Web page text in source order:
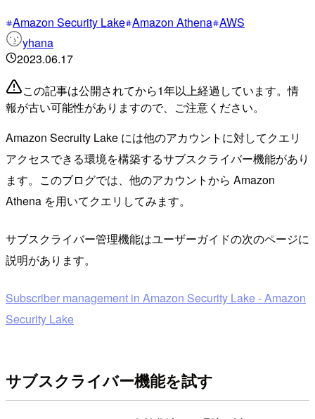
Amazon Security Lake Amazon Athena AWS
yhana
2023.06.17
この記事は公開されてから1年以上経過しています。情
報が古い可能性がありますので、ご注意ください。
Amazon Secruity Lake には他のアカウントに対してクエリ
アクセスできる環境を構築するサブスクライバー機能があり
ます。このブログでは、他のアカウントから Amazon
Athena を用いてクエリしてみます。
サブスクライバー管理機能はユーザーガイドの次のページに
説明があります。
Subscriber management in Amazon Security Lake - Amazon
Security Lake
サブスクライバー機能を試す